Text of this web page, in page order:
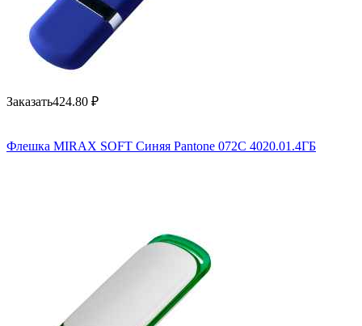
Заказать424.80 ₽
Флешка MIRAX SOFT Синяя Pantone 072C 4020.01.4ГБ